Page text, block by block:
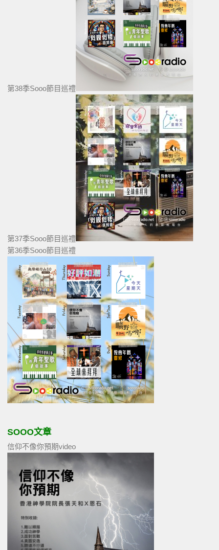
第38季Sooo節目巡禮
第37季Sooo節目巡禮
第36季Sooo節目巡禮
SOOO文章
信仰不像你預期video